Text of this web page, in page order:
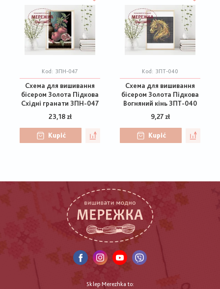
Kod: ЗПН-047
Схема для вишивання
бісером Золота Підкова
Східні гранати ЗПН-047
23,18 zł
Kupić
Kod: ЗПТ-040
Схема для вишивання
бісером Золота Підкова
Вогняний кінь ЗПТ-040
9,27 zł
Kupić
Sklep Merezhka to: